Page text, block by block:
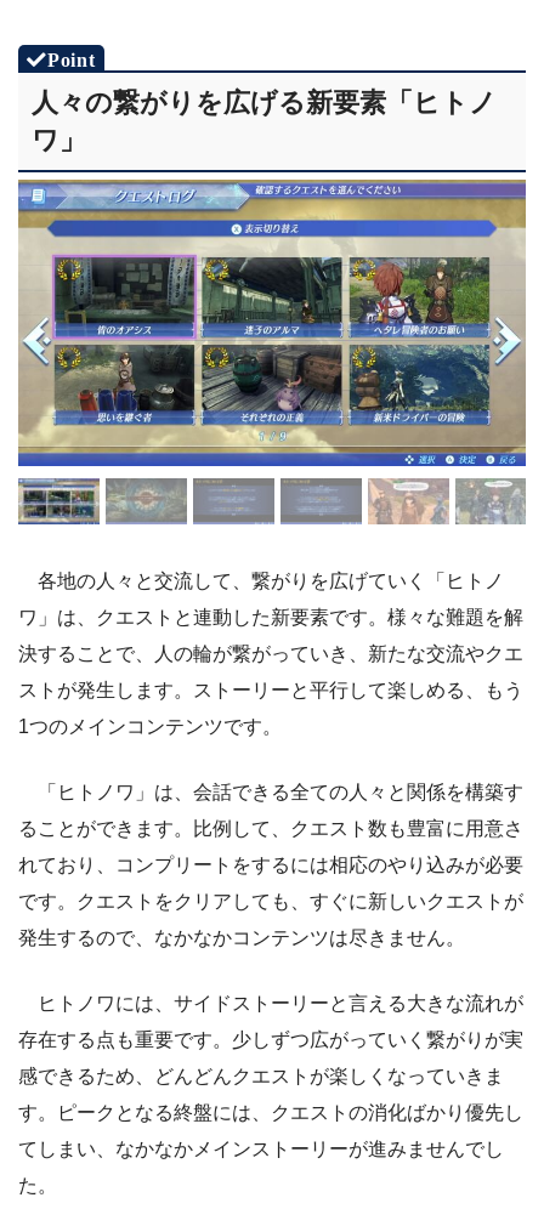
人々の繋がりを広げる新要素「ヒトノ
ワ」
各地の人々と交流して、繋がりを広げていく「ヒトノ
ワ」は、クエストと連動した新要素です。様々な難題を解
決することで、人の輪が繋がっていき、新たな交流やクエ
ストが発生します。ストーリーと平行して楽しめる、もう
1つのメインコンテンツです。
「ヒトノワ」は、会話できる全ての人々と関係を構築す
ることができます。比例して、クエスト数も豊富に用意さ
れており、コンプリートをするには相応のやり込みが必要
です。クエストをクリアしても、すぐに新しいクエストが
発生するので、なかなかコンテンツは尽きません。
ヒトノワには、サイドストーリーと言える大きな流れが
存在する点も重要です。少しずつ広がっていく繋がりが実
感できるため、どんどんクエストが楽しくなっていきま
す。ピークとなる終盤には、クエストの消化ばかり優先し
てしまい、なかなかメインストーリーが進みませんでし
た。